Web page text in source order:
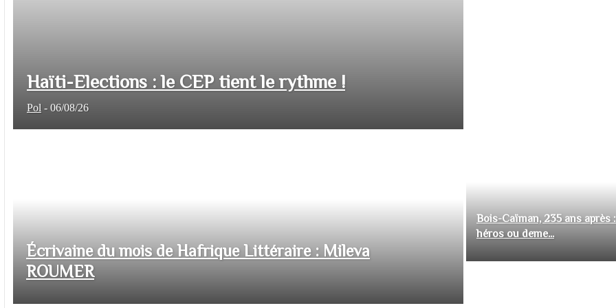
Haïti-Elections : le CEP tient le rythme !
Pol - 06/08/26
Écrivaine du mois de Hafrique Littéraire : Mileva
ROUMER
Bois-Caïman, 235 ans après
héros ou deme...